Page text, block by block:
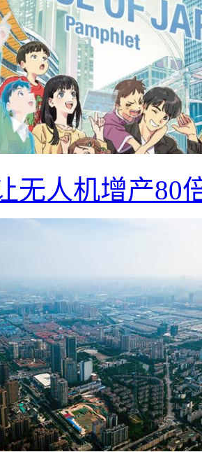
无人机增产80